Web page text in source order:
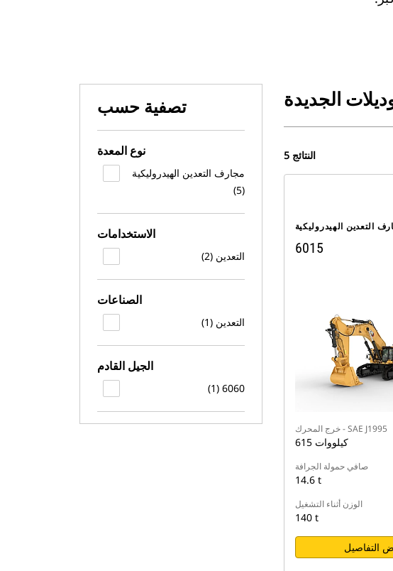
تصفية حسب
نوع المعدة
مجارف التعدين الهيدروليكية
(5)
الاستخدامات
التعدين (2)
الصناعات
التعدين (1)
الجيل القادم
6060 (1)
الجديدة
5 النتائج
التعدين الهيدروليكية
6015
خرج المحرك - SAE J1995
615 كيلووات
صافي حمولة الجرافة
14.6 t
الوزن أثناء التشغيل
140 t
التفاصيل